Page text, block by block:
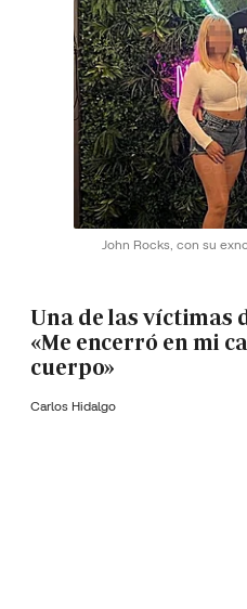
John Rocks, con su
Una de las víctimas
«Me encerró en mi
cuerpo»
Carlos Hidalgo